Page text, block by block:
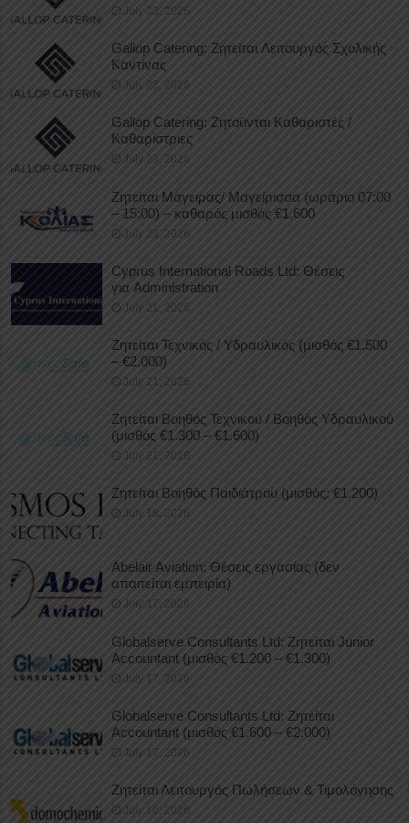
July 23, 2026
Gallop Catering: Ζητείται Λειτουργός Σχολικής
Καντίνας
July 23, 2026
Gallop Catering: Ζητούνται Καθαριστές /
Καθαρίστριες
July 23, 2026
Ζητείται Μάγειρας/ Μαγείρισσα (ωράριο 07:00
– 15:00) – καθαρός μισθός €1.600
July 23, 2026
Cyprus International Roads Ltd: Θέσεις
για Administration
July 21, 2026
Ζητείται Τεχνικός / Υδραυλικός (μισθός €1.500
– €2.000)
July 21, 2026
Ζητείται Βοηθός Τεχνικού / Βοηθός Υδραυλικού
(μισθός €1.300 – €1.600)
July 21, 2026
Ζητείται Βοηθός Παιδιάτρου (μισθός: €1.200)
July 18, 2026
Abelair Aviation: Θέσεις εργασίας (δεν
απαιτείται εμπειρία)
July 17, 2026
Globalserve Consultants Ltd: Ζητείται Junior
Accountant (μισθός €1.200 – €1.300)
July 17, 2026
Globalserve Consultants Ltd: Ζητείται
Accountant (μισθός €1.600 – €2.000)
July 17, 2026
Ζητείται Λειτουργός Πωλήσεων & Τιμολόγησης
July 16, 2026